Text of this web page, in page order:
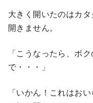
大きく開いたのはカ
開きません。
「こうなったら、ボ
で・・・」
「いかん！これはお